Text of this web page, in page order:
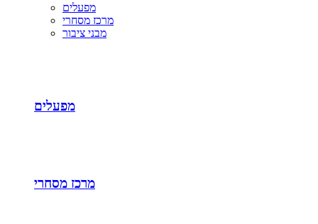
מפעלים
מרכז מסחרי
מבני ציבור
מפעלים
מרכז מסחרי